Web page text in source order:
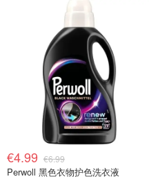
€4.99 €6.99
Perwoll 黑色衣物护色洗衣液